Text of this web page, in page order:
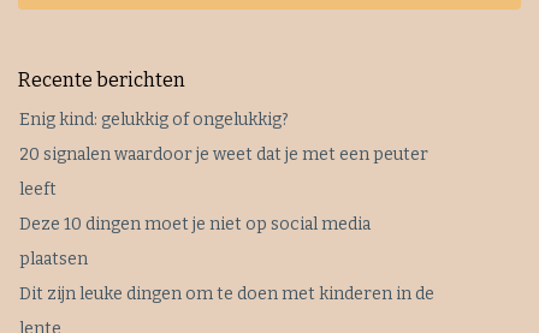
Recente berichten
Enig kind: gelukkig of ongelukkig?
20 signalen waardoor je weet dat je met een peuter
leeft
Deze 10 dingen moet je niet op social media
plaatsen
Dit zijn leuke dingen om te doen met kinderen in de
lente